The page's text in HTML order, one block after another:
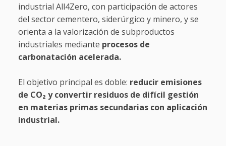
industrial All4Zero, con participación de actores
del sector cementero, siderúrgico y minero, y se
orienta a la valorización de subproductos
industriales mediante procesos de
carbonatación acelerada.
El objetivo principal es doble: reducir emisiones
de CO₂ y convertir residuos de difícil gestión
en materias primas secundarias con aplicación
industrial.